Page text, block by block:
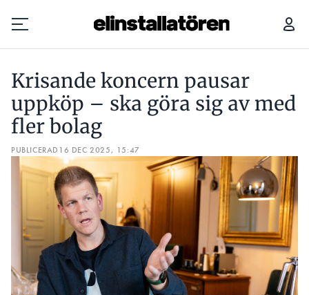
Prenumerera
Hantera prenumeration
Lediga jobb
Annonsera
Läs E-tidningen
Om tidningen
Kontakt
Krisande koncern pausar
uppköp – ska göra sig av med
fler bolag
PUBLICERAD 16 DEC 2025, 15:47